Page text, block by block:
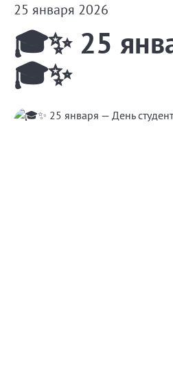
25 января 2026
🎓✨ 25
🎓✨